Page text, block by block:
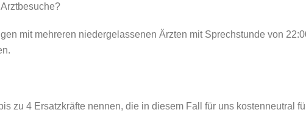
mit mehreren niedergelassenen Ärzten mit Sprechstunde von
zu 4 Ersatzkräfte nennen, die in diesem Fall für uns kostenneutral